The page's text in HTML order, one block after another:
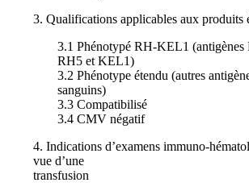
3. Qualifications applicables aux produits
3.1 Phénotypé RH-KEL1
RH5 et KEL1)
3.2 Phénotype étendu (autres
sanguins)
3.3 Compatibilisé
3.4 CMV négatif
4. Indications d’examens immuno-
vue d’une
transfusion